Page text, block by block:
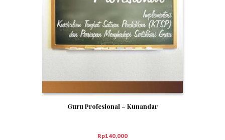
Guru Profesional – Kunandar
Rp140,000